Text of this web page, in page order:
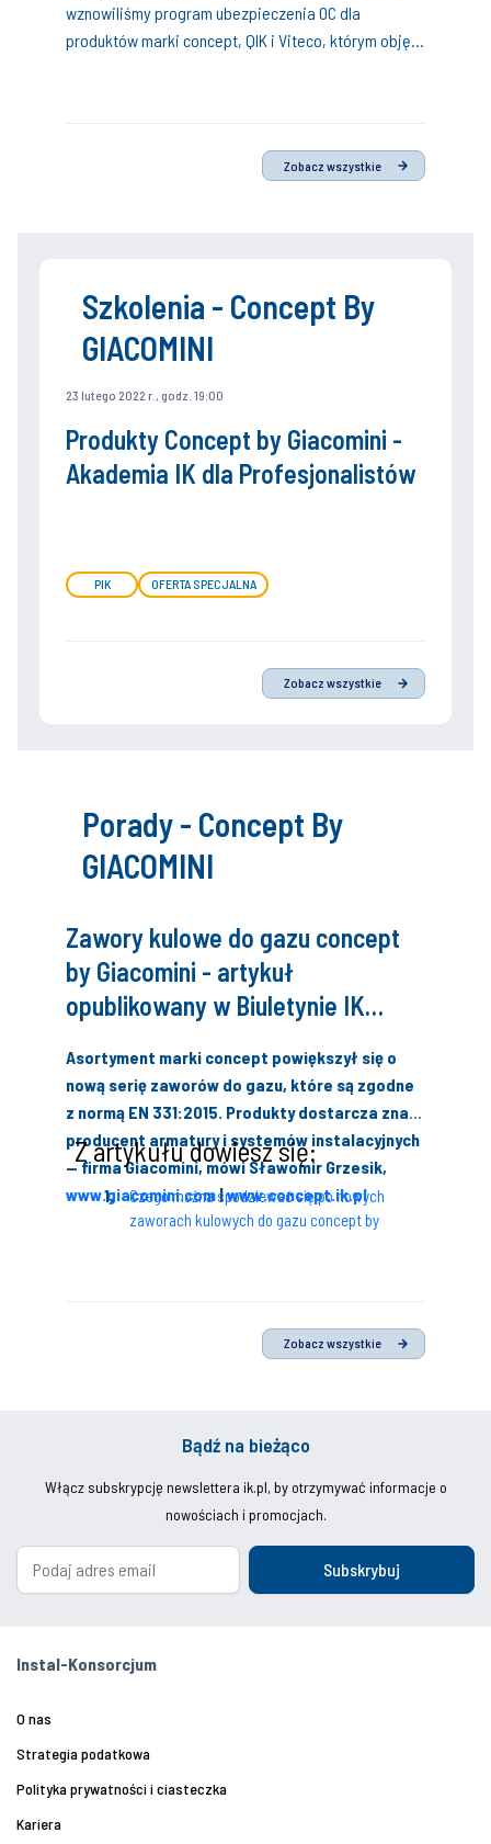
wznowiliśmy program ubezpieczenia OC dla
produktów marki concept, QIK i Viteco, którym objęte
Zobacz wszystkie
Szkolenia - Concept By
GIACOMINI
23 lutego 2022 r., godz. 19:00
Produkty Concept by Giacomini -
Akademia IK dla Profesjonalistów
PIK OFERTA SPECJALNA
Zobacz wszystkie
Porady - Concept By
GIACOMINI
Zawory kulowe do gazu concept
by Giacomini - artykuł
opublikowany w Biuletynie IK
Asortyment marki concept powiększył się o
nową serię zaworów do gazu, które są zgodne
z normą EN 331:2015. Produkty dostarcza znany
producent armatury i systemów instalacyjnych
— firma Giacomini, mówi Sławomir Grzesik,
www.giacomini.com|www.concept.ik.pl
Z artykułu dowiesz się:
Czego można spodziewać się po nowych
zaworach kulowych do gazu concept by
Zobacz wszystkie
Bądź na bieżąco
Włącz subskrypcję newslettera ik.pl, by otrzymywać informacje o
nowościach i promocjach.
Subskrybuj
Instal-Konsorcjum
O nas
Strategia podatkowa
Polityka prywatności i ciasteczka
Kariera